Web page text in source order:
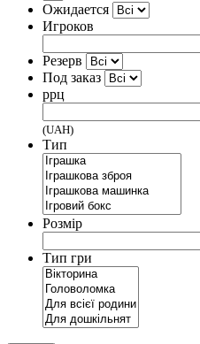
Ожидается
Игроков
Резерв
Под заказ
ррц
(UAH)
Тип
Розмір
Тип гри